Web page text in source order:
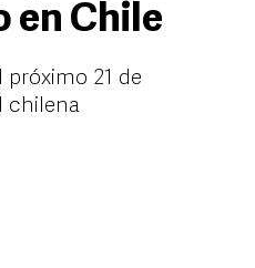
en Chile
21 de
chilena